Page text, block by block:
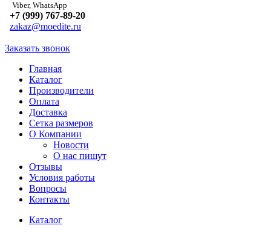
Viber, WhatsApp
+7 (999) 767-89-20
zakaz@moedite.ru
Заказать звонок
Главная
Каталог
Производители
Оплата
Доставка
Сетка размеров
О Компании
Новости
О нас пишут
Отзывы
Условия работы
Вопросы
Контакты
Каталог